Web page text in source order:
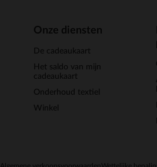
Onze diensten
De cadeaukaart
Het saldo van mijn
cadeaukaart
Onderhoud textiel
Winkel